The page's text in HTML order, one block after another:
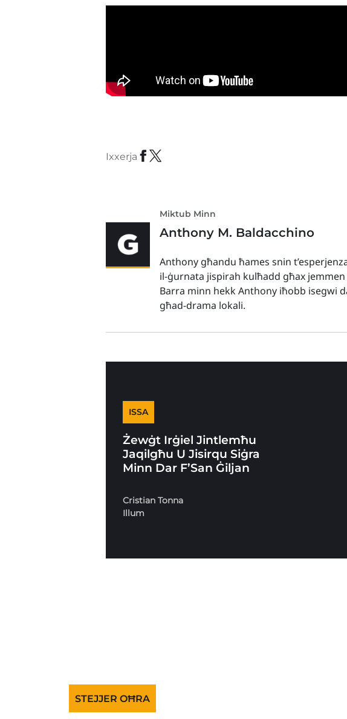
Ixxerja
Miktub Minn
Anthony M. Baldacchino
Anthony għandu ħames snin
il-ġurnata jispirah kulħadd għax
Barra minn hekk Anthony iħobb isegwi
għad-drama lokali.
ISSA
Żewġt Irġiel Jintlemħu
Jaqilgħu U Jisirqu Siġra
Minn Dar F’San Ġiljan
Cristian Tonna
Illum
STEJJER OĦRA